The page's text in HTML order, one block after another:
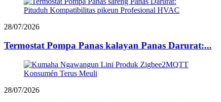
28/07/2026
Termostat Pompa Panas kalayan Panas Darurat:...
28/07/2026